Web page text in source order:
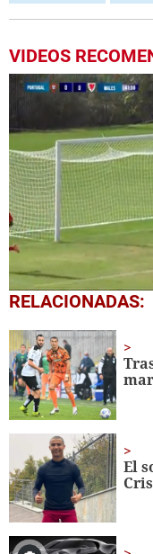
VIDEOS
0
seconds
52
seconds
RELACIONADAS:
El